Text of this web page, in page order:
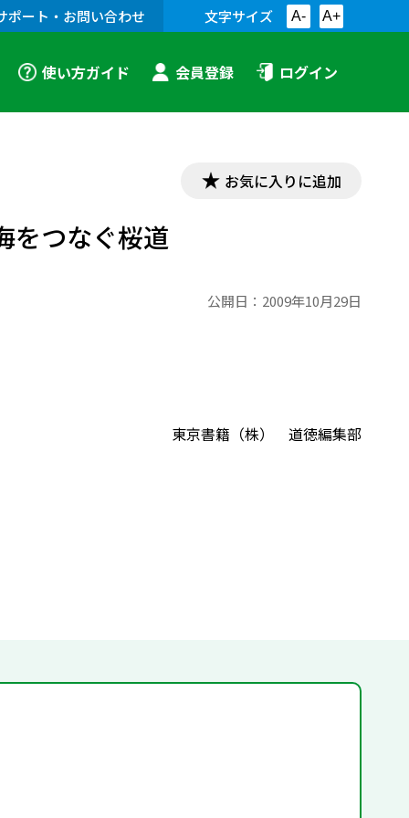
ポート・お問い合わせ 文字サイズ A- A+
使い方ガイド 会員登録 ログイン
お気に入りに追加
をつなぐ桜道
公開日： 2009年10月29日
東京書籍（株） 道徳編集部